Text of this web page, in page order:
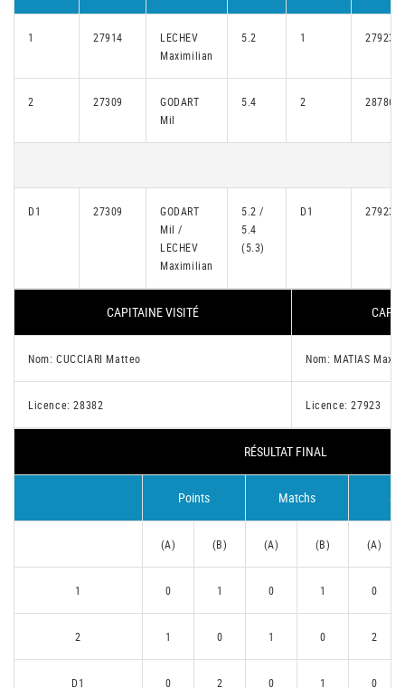
1 27914
LECHEV
Maximilian
5.2 1 27923
2 27309
GODART
Mil
5.4 2 28786
D1 27309
GODART
Mil /
LECHEV
Maximilian
5.2 /
5.4
(5.3)
D1 27923
CAPITAINE VISITÉ
Nom: CUCCIARI Matteo Nom: MATIAS Maxim
Licence: 28382 Licence: 27923
RÉSULTAT FINAL
Points Matchs
(A) (B) (A) (B) (A)
1 0 1 0 1 0
2 1 0 1 0 2
D1 0 2 0 1 0